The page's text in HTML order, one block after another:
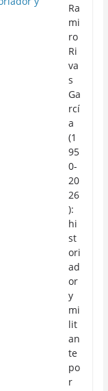
Ra
mi
ro
Ri
va
s
Ga
rcí
a
(1
95
0-
20
26
):
hi
st
ori
ad
or
y
mi
lit
an
te
po
r